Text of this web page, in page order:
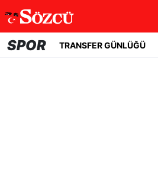
SPOR TRANSFER GÜNLÜĞÜ